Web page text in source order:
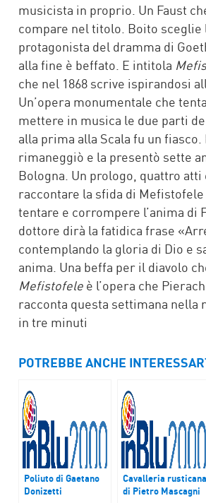
musicista in proprio. Un Faust
compare nel titolo. Boito sceglie
protagonista del dramma di
alla fine è beffato. E intitola
che nel 1868 scrive ispirandosi
Un’opera monumentale che
mettere in musica le due parti
alla prima alla Scala fu un fiasco.
rimaneggiò e la presentò sette
Bologna. Un prologo, quattro
raccontare la sfida di Mefistofele
tentare e corrompere l’anima di
dottore dirà la fatidica frase
contemplando la gloria di Dio e
anima. Una beffa per il diavolo
Mefistofele è l’opera che
racconta questa settimana nella
in tre minuti
POTREBBE ANCHE
Poliuto di Gaetano
Donizetti
Cavalleria rusticana
di Pietro Mascagni